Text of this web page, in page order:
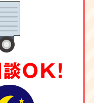
OK！